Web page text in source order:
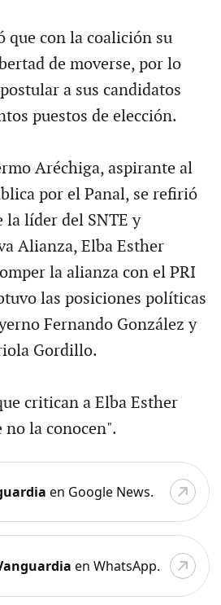
que con la coalición su
de moverse, por lo
a sus candidatos
puestos de elección.
Aréchiga, aspirante al
por el Panal, se refirió
la líder del SNTE y
Alianza, Elba Esther
la alianza con el PRI
las posiciones políticas
Fernando González y
Gordillo.
critican a Elba Esther
no la conocen".
en Google News.
en WhatsApp.